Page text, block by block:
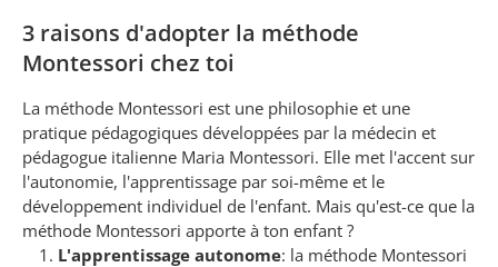
3 raisons d'adopter la méthode
Montessori chez toi
La méthode Montessori est une philosophie et une
pratique pédagogiques développées par la médecin et
pédagogue italienne Maria Montessori. Elle met l'accent sur
l'autonomie, l'apprentissage par soi-même et le
développement individuel de l'enfant. Mais qu'est-ce que la
méthode Montessori apporte à ton enfant ?
L'apprentissage autonome: la méthode Montessori